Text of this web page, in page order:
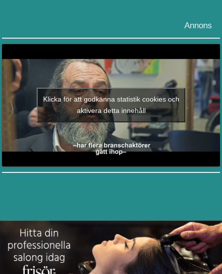
Annons
Klicka för att godkänna statistik cookies och
aktivera detta innehåll